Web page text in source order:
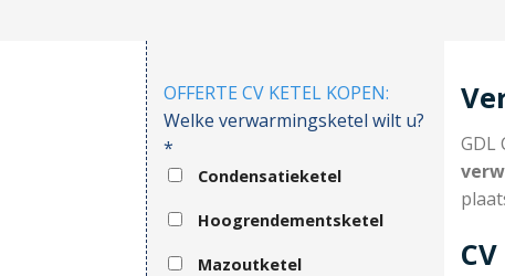
OFFERTE CV KETEL KOPEN:
Welke verwarmingsketel wilt u?
*
Condensatieketel
Hoogrendementsketel
Mazoutketel
GDL